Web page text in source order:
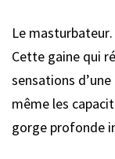
Le
Cette gaine qui
sensations
même les
gorge profonde